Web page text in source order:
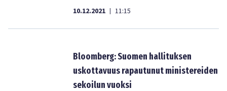
10.12.2021 | 11:15
Bloomberg: Suomen hallituksen
uskottavuus rapautunut ministereiden
sekoilun vuoksi